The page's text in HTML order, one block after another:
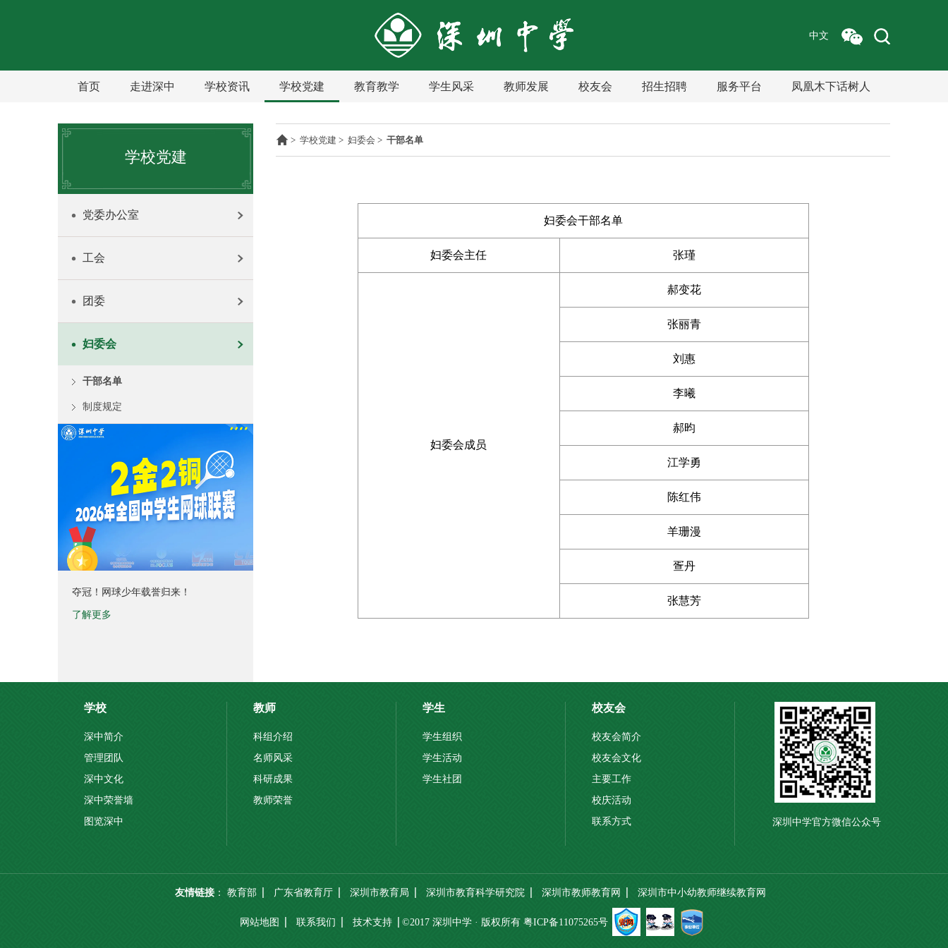
中文
首页 走进深中 学校资讯 学校党建 教育教学 学生风采 教师发展 校友会 招生招聘 服务平台 凤凰木下话树人
学校党建
党委办公室
工会
团委
妇委会
干部名单
制度规定
夺冠！网球少年载誉归来！
了解更多
>学校党建 >妇委会 >干部名单
妇委会干部名单
妇委会主任​ 张瑾
妇委会成员
郝变花
张丽青
刘惠
李曦
郝昀
江学勇
陈红伟
羊珊漫
疍丹
张慧芳
学校
深中简介
管理团队
深中文化
深中荣誉墙
图览深中
教师
科组介绍
名师风采
科研成果
教师荣誉
学生
学生组织
学生活动
学生社团
校友会
校友会简介
校友会文化
主要工作
校庆活动
联系方式
深圳中学官方微信公众号
友情链接 ： 教育部 广东省教育厅 深圳市教育局 深圳市教育科学研究院 深圳市教师教育网 深圳市中小幼教师继续教育网
网站地图 联系我们 技术支持 ©2017 深圳中学 · 版权所有 粤ICP备11075265号